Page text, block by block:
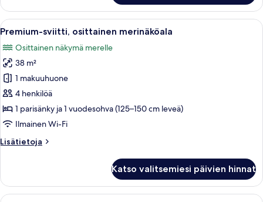
makuuhuone,
merinäköala
(Blu)
Avaa
kaikki
huonetyypin
Premium-
sviitti,
osittainen
merinäköala
kuvat
Moderni olohuone, jossa on
5
Premium-sviitti, osittainen merinäköala
Osittainen näkymä merelle
38 m²
1 makuuhuone
4 henkilöä
1 parisänky ja 1 vuodesohva (125–150 cm leveä)
Ilmainen Wi-Fi
Lisätietoja
Lisätietoja
osittainen
merinäköala
Katso valitsemiesi päivien hinnat